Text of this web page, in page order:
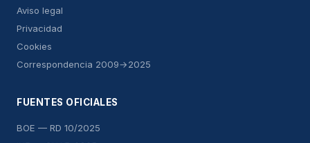
Aviso legal
Privacidad
Cookies
Correspondencia 2009→2025
FUENTES OFICIALES
BOE — RD 10/2025